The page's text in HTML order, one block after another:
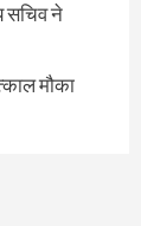
सचिव ने
मौका